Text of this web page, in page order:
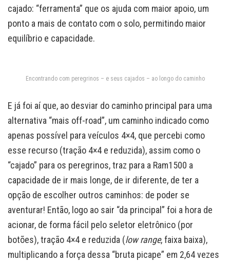
cajado: “ferramenta” que os ajuda com maior apoio, um
ponto a mais de contato com o solo, permitindo maior
equilíbrio e capacidade.
Encontrando com peregrinos – e seus cajados – ao longo do caminho
E já foi aí que, ao desviar do caminho principal para uma
alternativa “mais off-road”, um caminho indicado como
apenas possível para veículos 4×4, que percebi como
esse recurso (tração 4×4 e reduzida), assim como o
“cajado” para os peregrinos, traz para a Ram1500 a
capacidade de ir mais longe, de ir diferente, de ter a
opção de escolher outros caminhos: de poder se
aventurar! Então, logo ao sair “da principal” foi a hora de
acionar, de forma fácil pelo seletor eletrônico (por
botões), tração 4×4 e reduzida (low range, faixa baixa),
multiplicando a força dessa “bruta picape” em 2,64 vezes